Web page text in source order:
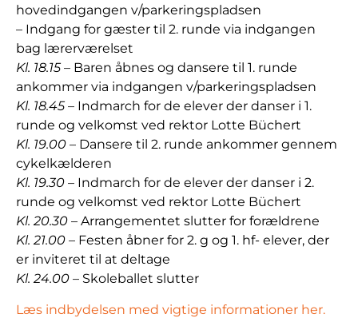
hovedindgangen v/parkeringspladsen
– Indgang for gæster til 2. runde via indgangen
bag lærerværelset
Kl. 18.15 – Baren åbnes og dansere til 1. runde
ankommer via indgangen v/parkeringspladsen
Kl. 18.45 – Indmarch for de elever der danser i 1.
runde og velkomst ved rektor Lotte Büchert
Kl. 19.00 – Dansere til 2. runde ankommer gennem
cykelkælderen
Kl. 19.30 – Indmarch for de elever der danser i 2.
runde og velkomst ved rektor Lotte Büchert
Kl. 20.30 – Arrangementet slutter for forældrene
Kl. 21.00 – Festen åbner for 2. g og 1. hf- elever, der
er inviteret til at deltage
Kl. 24.00 – Skoleballet slutter
Læs indbydelsen med vigtige informationer her.